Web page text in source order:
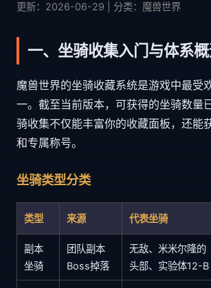
更新：2026-06-29 | 分类：魔兽世界
一、坐骑收集入门与体系
魔兽世界的坐骑收藏系统是游戏中最受
一。截至当前版本，可获得的坐骑数量
骑收集不仅能丰富你的收藏面板，还能
和专属称号。
坐骑类型分类
类型 来源 代表坐骑
副本
坐骑
团队副本
Boss掉落
无敌、米米尔隆的
头部、实验体12-B